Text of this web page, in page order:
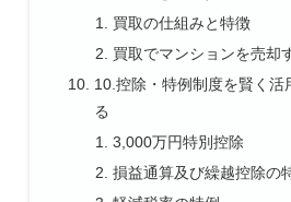
買取の仕組みと特徴
買取でマンションを売却
10.控除・特例制度を賢く活
る
3,000万円特別控除
損益通算及び繰越控除の